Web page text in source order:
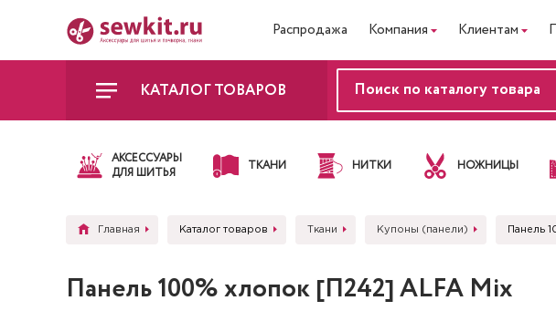
Распродажа Компания Клиентам
КАТАЛОГ ТОВАРОВ
АКСЕССУАРЫ
ДЛЯ ШИТЬЯ
ТКАНИ НИТКИ НОЖНИЦЫ
Главная Каталог товаров Ткани Купоны (панели) Панель
Панель 100% хлопок [П242] ALFA Mix